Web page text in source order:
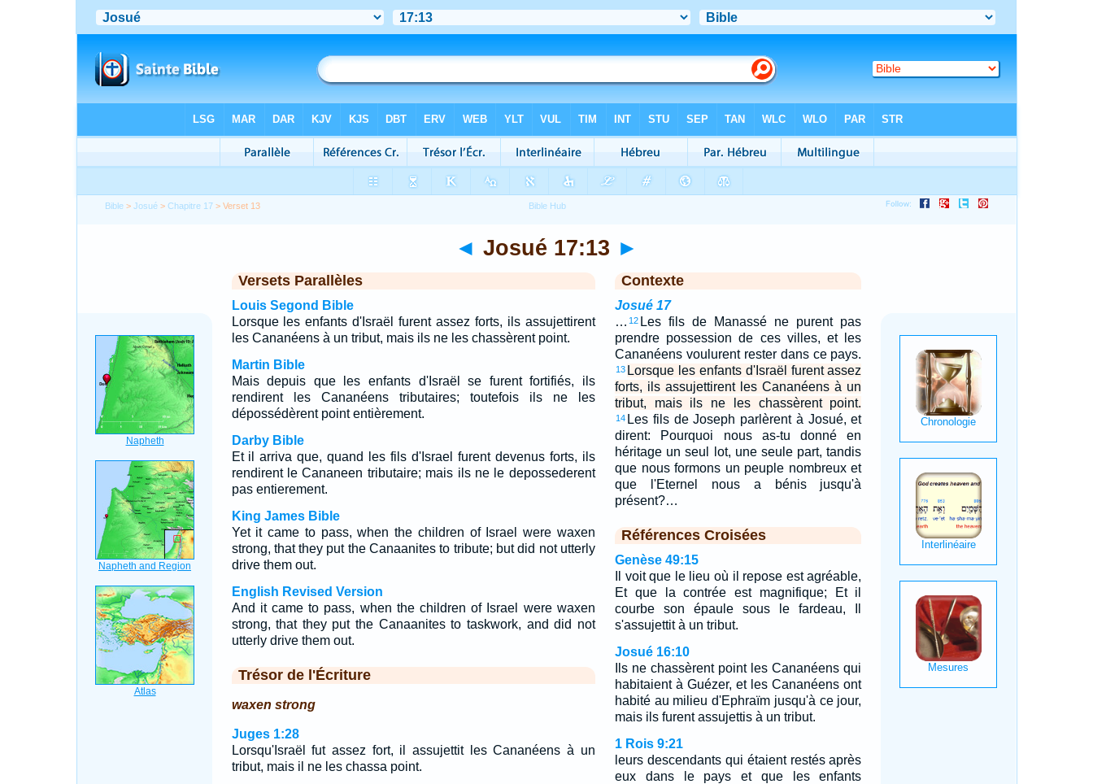
Bible >Josué >Chapitre 17 > Verset 13
◄ Josué 17:13 ►
Versets Parallèles
Louis Segond Bible
Lorsque les enfants d'Israël furent assez forts, ils assujettirent
les Cananéens à un tribut, mais ils ne les chassèrent point.
Martin Bible
Mais depuis que les enfants d'Israël se furent fortifiés, ils
rendirent les Cananéens tributaires; toutefois ils ne les
dépossédèrent point entièrement.
Darby Bible
Et il arriva que, quand les fils d'Israel furent devenus forts, ils
rendirent le Cananeen tributaire; mais ils ne le depossederent
pas entierement.
King James Bible
Yet it came to pass, when the children of Israel were waxen
strong, that they put the Canaanites to tribute; but did not utterly
drive them out.
English Revised Version
And it came to pass, when the children of Israel were waxen
strong, that they put the Canaanites to taskwork, and did not
utterly drive them out.
Trésor de l'Écriture
waxen strong
Juges 1:28
Lorsqu'Israël fut assez fort, il assujettit les Cananéens à un
tribut, mais il ne les chassa point.
Contexte
Josué 17
… 12 Les fils de Manassé ne purent pas
prendre possession de ces villes, et les
Cananéens voulurent rester dans ce pays.
13 Lorsque les enfants d'Israël furent assez
forts, ils assujettirent les Cananéens à un
tribut, mais ils ne les chassèrent point.
14 Les fils de Joseph parlèrent à Josué, et
dirent: Pourquoi nous as-tu donné en
héritage un seul lot, une seule part, tandis
que nous formons un peuple nombreux et
que l'Eternel nous a bénis jusqu'à
présent?…
Références Croisées
Genèse 49:15
Il voit que le lieu où il repose est agréable,
Et que la contrée est magnifique; Et il
courbe son épaule sous le fardeau, Il
s'assujettit à un tribut.
Josué 16:10
Ils ne chassèrent point les Cananéens qui
habitaient à Guézer, et les Cananéens ont
habité au milieu d'Ephraïm jusqu'à ce jour,
mais ils furent assujettis à un tribut.
1 Rois 9:21
leurs descendants qui étaient restés après
eux dans le pays et que les enfants